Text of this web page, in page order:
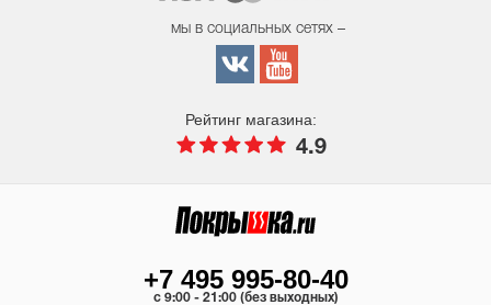
мы в социальных сетях –
Рейтинг магазина:
4.9
+7 495 995-80-40
c 9:00 - 21:00 (без выходных)